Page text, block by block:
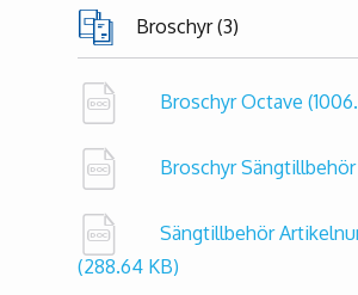
Broschyr (3)
Broschyr Octave
Broschyr Sängtillbehör
Sängtillbehör
(288.64 KB)